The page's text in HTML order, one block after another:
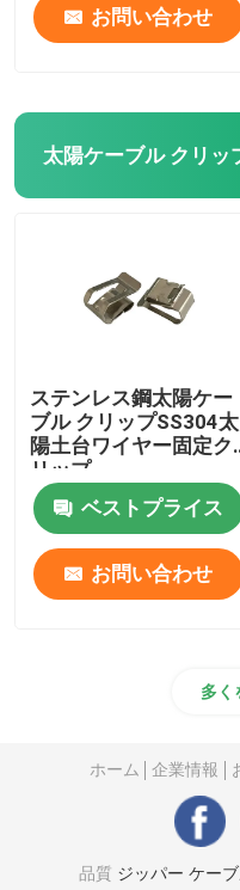
お問い合わせ
太陽ケーブル クリッ
ステンレス鋼太陽ケー
ブル クリップSS304太
陽土台ワイヤー固定ク
リップ
ベストプライス
お問い合わせ
多く
ホーム 企業情報
品質 ジッパー ケー